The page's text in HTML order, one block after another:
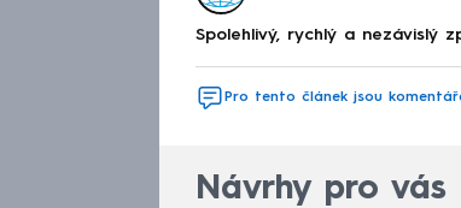
Spolehlivý, rychlý a nezávislý
Pro tento článek jsou
Návrhy pro vás